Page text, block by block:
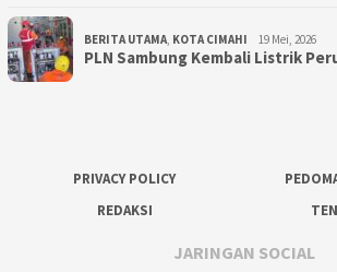
BERITA UTAMA, KOTA CIMAHI 19 Mei, 2026
PLN Sambung Kembali Listrik
PRIVACY POLICY
REDAKSI
JARINGAN SOCIAL